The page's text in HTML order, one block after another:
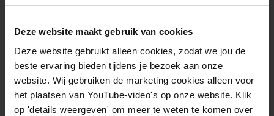
Deze website maakt gebruik van cookies
Deze website gebruikt alleen cookies, zodat we jou de
beste ervaring bieden tijdens je bezoek aan onze
website. Wij gebruiken de marketing cookies alleen voor
het plaatsen van YouTube-video's op onze website. Klik
op 'details weergeven' om meer te weten te komen over
Blog